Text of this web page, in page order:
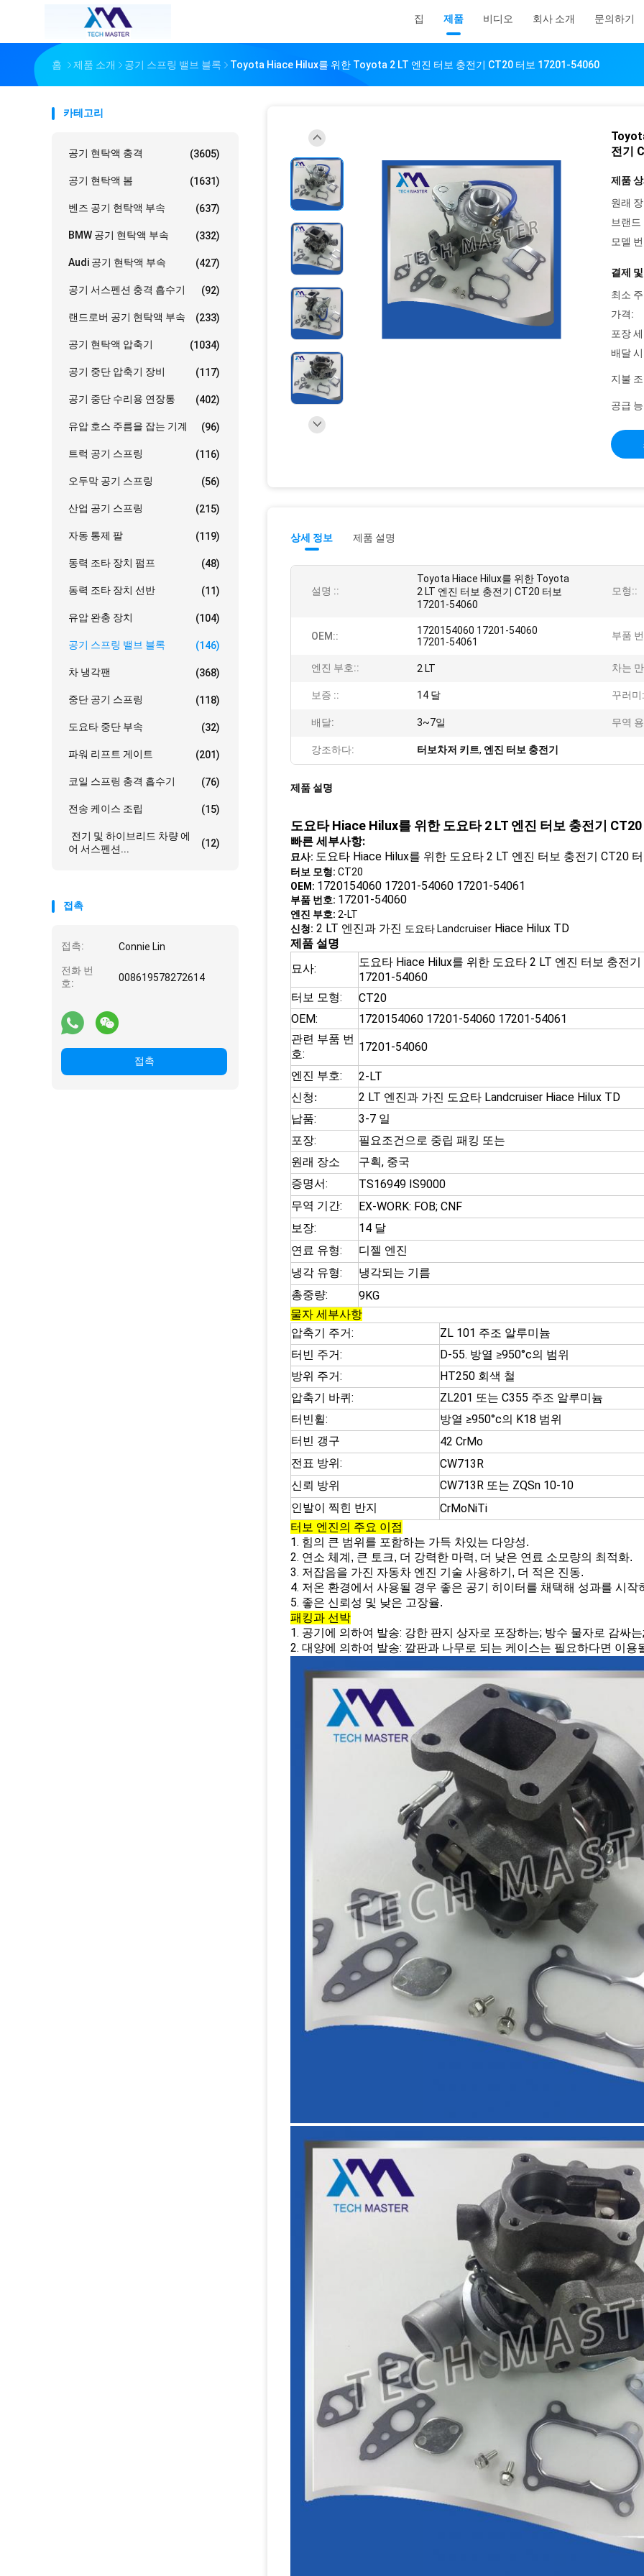
집 제품 비디오 회사 소개 문의하기
홈 제품 소개 공기 스프링 밸브 블록 Toyota Hiace Hilux를 위한 Toyota 2 LT 엔진 터보 충전기 CT20 터보 17201-54060
카테고리
공기 현탁액 충격 (3605)
공기 현탁액 봄 (1631)
벤즈 공기 현탁액 부속 (637)
BMW 공기 현탁액 부속 (332)
Audi 공기 현탁액 부속 (427)
공기 서스펜션 충격 흡수기 (92)
랜드로버 공기 현탁액 부속 (233)
공기 현탁액 압축기 (1034)
공기 중단 압축기 장비 (117)
공기 중단 수리용 연장통 (402)
유압 호스 주름을 잡는 기계 (96)
트럭 공기 스프링 (116)
오두막 공기 스프링 (56)
산업 공기 스프링 (215)
자동 통제 팔 (119)
동력 조타 장치 펌프 (48)
동력 조타 장치 선반 (11)
유압 완충 장치 (104)
공기 스프링 밸브 블록 (146)
차 냉각팬 (368)
중단 공기 스프링 (118)
도요타 중단 부속 (32)
파워 리프트 게이트 (201)
코일 스프링 충격 흡수기 (76)
전송 케이스 조립 (15)
전기 및 하이브리드 차량 에
어 서스펜션...
(12)
접촉
접촉: Connie Lin
전화 번
호:
008619578272614
접촉
전기
제품
원래
브랜드
모델
결제
최소
가격:
포장
배달
지불
공급
상세 정보 제품 설명
설명 ::
Toyota Hiace Hilux를 위한 Toyota
2 LT 엔진 터보 충전기 CT20 터보
17201-54060
모형::
OEM::
1720154060 17201-54060
17201-54061
부품
엔진 부호:: 2 LT 차는
보증 :: 14 달 꾸러미:
배달: 3~7일 무역
강조하다: 터보차저 키트, 엔진 터보 충전기
제품 설명
도요타 Hiace Hilux를 위한 도요타 2 LT 엔진 터보 충전기
빠른 세부사항:
묘사: 도요타 Hiace Hilux를 위한 도요타 2 LT 엔진 터보 충전기 CT20
터보 모형: CT20
OEM: 1720154060 17201-54060 17201-54061
부품 번호: 17201-54060
엔진 부호: 2-LT
신청: 2 LT 엔진과 가진 도요타 Landcruiser Hiace Hilux TD
제품 설명
묘사:
도요타 Hiace Hilux를 위한 도요타 2 LT 엔진 터보 충전
17201-54060
터보 모형:
CT20
OEM:
1720154060 17201-54060 17201-54061
관련 부품 번
호:
17201-54060
엔진 부호: 2-LT
신청:
2 LT 엔진과 가진 도요타 Landcruiser Hiace Hilux TD
납품:
3-7 일
포장:
필요조건으로 중립 패킹 또는
원래 장소
구획, 중국
증명서:
TS16949 IS9000
무역 기간:
EX-WORK: FOB; CNF
보장:
14 달
연료 유형:
디젤 엔진
냉각 유형:
냉각되는 기름
총중량:
9KG
물자 세부사항
압축기 주거:
ZL 101 주조 알루미늄
터빈 주거:
D-55. 방열 ≥950°c의 범위
방위 주거:
HT250 회색 철
압축기 바퀴:
ZL201 또는 C355 주조 알루미늄
터빈휠:
방열 ≥950°c의 K18 범위
터빈 갱구
42 CrMo
전표 방위:
CW713R
신뢰 방위
CW713R 또는 ZQSn 10-10
인발이 찍힌 반지
CrMoNiTi
터보 엔진의 주요 이점
1. 힘의 큰 범위를 포함하는 가득 차있는 다양성.
2. 연소 체계, 큰 토크, 더 강력한 마력, 더 낮은 연료 소모량의 최적화.
3. 저잡음을 가진 자동차 엔진 기술 사용하기, 더 적은 진동.
4. 저온 환경에서 사용될 경우 좋은 공기 히이터를 채택해 성과를 시작
5. 좋은 신뢰성 및 낮은 고장율.
패킹과 선박
1. 공기에 의하여 발송: 강한 판지 상자로 포장하는; 방수 물자로 감싸는;
2. 대양에 의하여 발송: 깔판과 나무로 되는 케이스는 필요하다면 이용